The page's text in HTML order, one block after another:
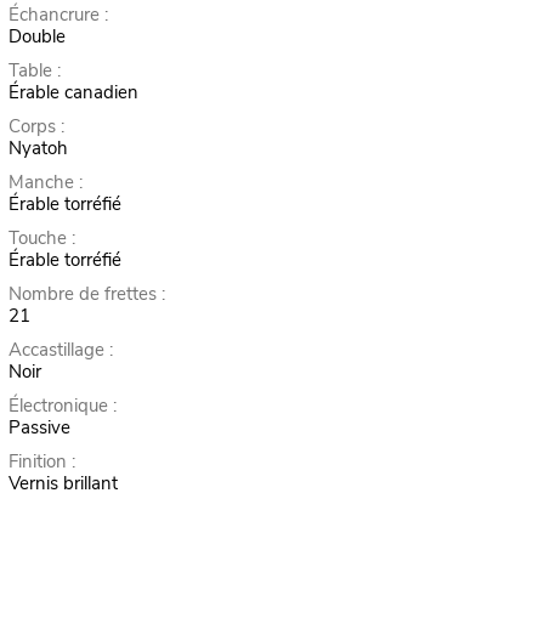
Échancrure :
Double
Table :
Érable canadien
Corps :
Nyatoh
Manche :
Érable torréfié
Touche :
Érable torréfié
Nombre de frettes :
21
Accastillage :
Noir
Électronique :
Passive
Finition :
Vernis brillant